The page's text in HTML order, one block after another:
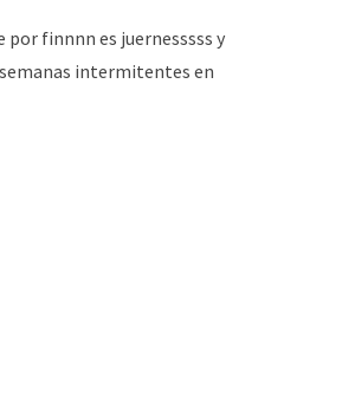
por finnnn es juernesssss y
semanas intermitentes en